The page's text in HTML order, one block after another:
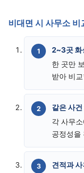
비대면 시 사무소 비
2~3곳 화
한 곳만
받아 비
같은 사
각 사무
공정성을
견적과